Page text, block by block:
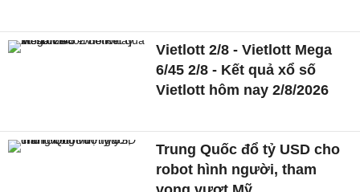
Vietlott 2/8 - Vietlott Mega
6/45 2/8 - Kết quả xổ số
Vietlott hôm nay 2/8/2026
Trung Quốc đổ tỷ USD cho
robot hình người, tham